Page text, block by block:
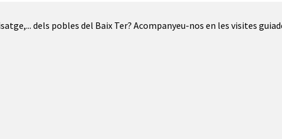
dels pobles del Baix Ter? Acompanyeu-nos en les visites